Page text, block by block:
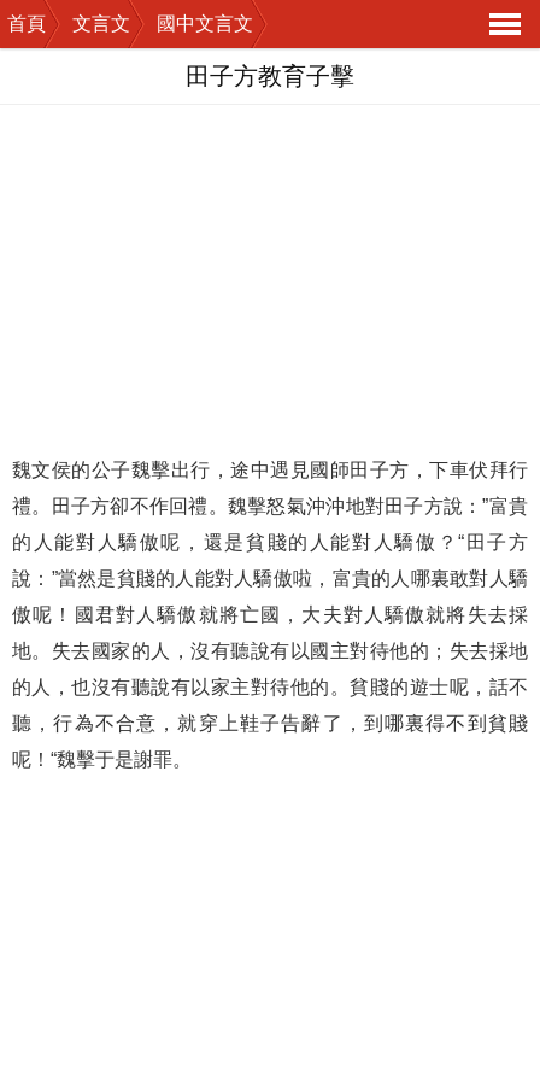
首頁 文言文
國中文言文
導
田子方教育子擊
魏文侯的公子魏擊出行，途中遇見國師田子方，下車伏拜行
禮。田子方卻不作回禮。魏擊怒氣沖沖地對田子方說：”富貴
的人能對人驕傲呢，還是貧賤的人能對人驕傲？“田子方
說：”當然是貧賤的人能對人驕傲啦，富貴的人哪裏敢對人驕
傲呢！國君對人驕傲就將亡國，大夫對人驕傲就將失去採
地。失去國家的人，沒有聽說有以國主對待他的；失去採地
的人，也沒有聽說有以家主對待他的。貧賤的遊士呢，話不
聽，行為不合意，就穿上鞋子告辭了，到哪裏得不到貧賤
呢！“魏擊于是謝罪。